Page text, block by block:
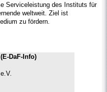
Serviceleistung des Instituts für
weltweit. Ziel ist
zu fördern.
DaF-Info)